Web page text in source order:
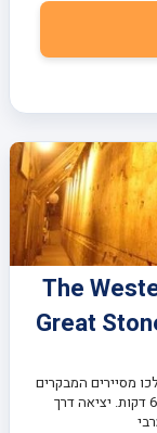
The
Great
מסיירים המבקרים
לאורכו של הכותל המערבי . משך הסיור: כ- 60-70 דקות. יציאה דרך